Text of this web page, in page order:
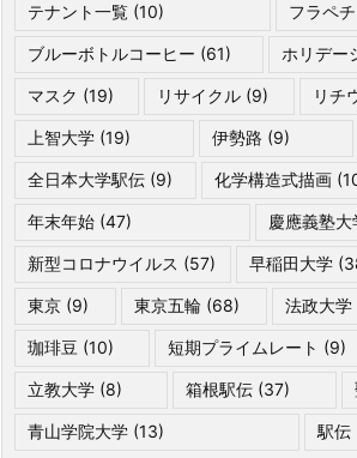
テナント一覧 (10) フラペ
ブルーボトルコーヒー (61) ホリデー
マスク (19) リサイクル (9) リチ
上智大学 (19) 伊勢路 (9)
全日本大学駅伝 (9) 化学構造式描画
年末年始 (47) 慶應義塾大
新型コロナウイルス (57) 早稲田大学
東京 (9) 東京五輪 (68) 法政大学
珈琲豆 (10) 短期プライムレート (9)
立教大学 (8) 箱根駅伝 (37)
青山学院大学 (13) 駅伝